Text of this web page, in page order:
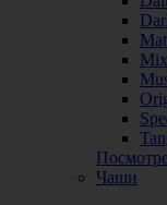
Чаши